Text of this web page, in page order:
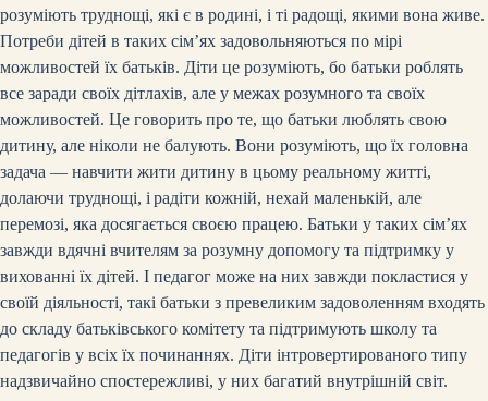
розуміють труднощі, які є в родині, і ті радощі, якими вона живе.
Потреби дітей в таких сім’ях задовольняються по мірі
можливостей їх батьків. Діти це розуміють, бо батьки роблять
все заради своїх дітлахів, але у межах розумного та своїх
можливостей. Це говорить про те, що батьки люблять свою
дитину, але ніколи не балують. Вони розуміють, що їх головна
задача — навчити жити дитину в цьому реальному житті,
долаючи труднощі, і радіти кожній, нехай маленькій, але
перемозі, яка досягається своєю працею. Батьки у таких сім’ях
завжди вдячні вчителям за розумну допомогу та підтримку у
вихованні їх дітей. І педагог може на них завжди покластися у
своїй діяльності, такі батьки з превеликим задоволенням входять
до складу батьківського комітету та підтримують школу та
педагогів у всіх їх починаннях. Діти інтровертированого типу
надзвичайно спостережливі, у них багатий внутрішній світ.